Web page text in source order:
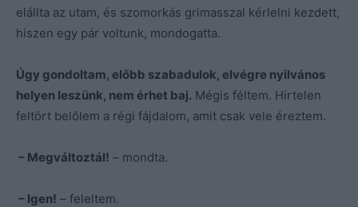
elállta az utam, és szomorkás grimasszal kérlelni kezdett,
hiszen egy pár voltunk, mondogatta.
Úgy gondoltam, előbb szabadulok, elvégre nyilvános
helyen leszünk, nem érhet baj. Mégis féltem. Hirtelen
feltört belőlem a régi fájdalom, amit csak vele éreztem.
– Megváltoztál! – mondta.
– Igen! – feleltem.